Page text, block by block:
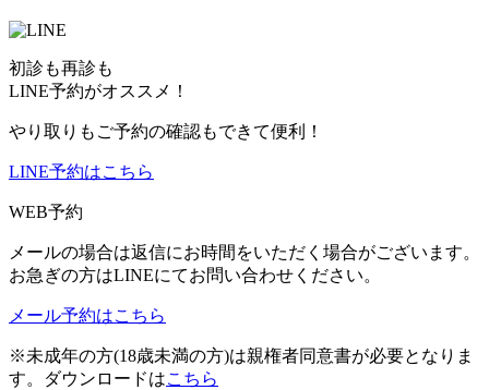
初診も再診も
LINE予約がオススメ！
やり取りもご予約の確認もできて便利！
LINE予約はこちら
WEB予約
メールの場合は返信にお時間をいただく場合がございます。
お急ぎの方はLINEにてお問い合わせください。
メール予約はこちら
※未成年の方(18歳未満の方)は親権者同意書が必要となりま
す。ダウンロードはこちら